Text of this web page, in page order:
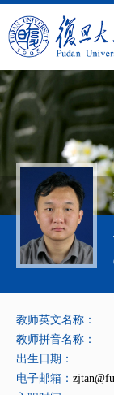
教师英文名称：
教师拼音名称：
出生日期：
电子邮箱：